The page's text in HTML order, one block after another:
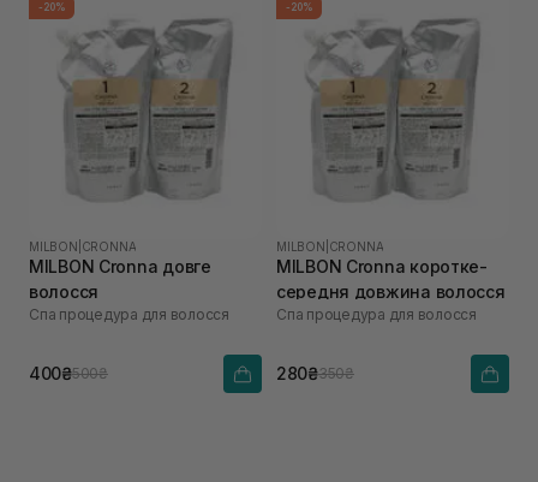
-20%
MILBON CRONNA
MILBON Cronna довге
волосся
Спа процедура для волосся
400₴500₴
-20%
MILBON CRONNA
MILBON Cronna коротке-
середня довжина волосся
Спа процедура для волосся
280₴350₴